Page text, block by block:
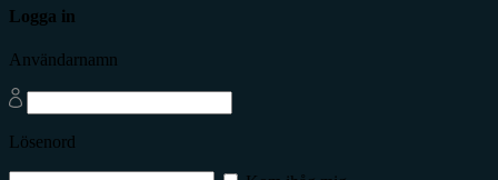
Logga in
Användarnamn
Lösenord